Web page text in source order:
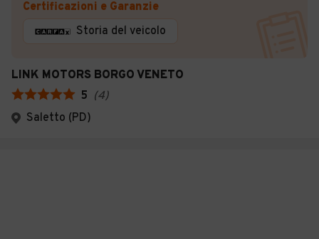
Certificazioni e Garanzie
Storia del veicolo
LINK MOTORS BORGO VENETO
5 (4)
Saletto (PD)